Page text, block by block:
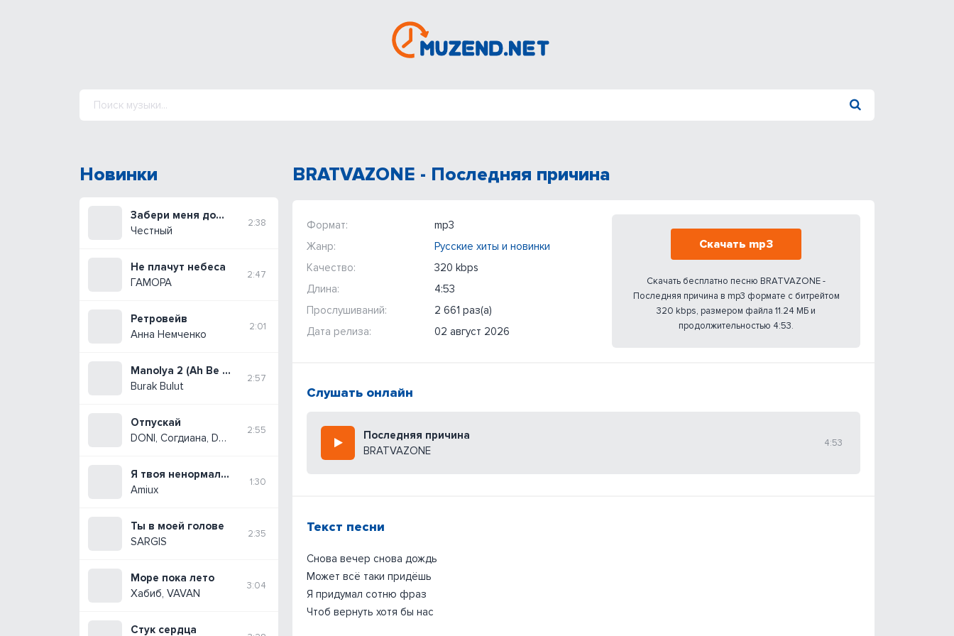
Новинки
Забери меня домой
Честный
2:38
Не плачут небеса
ГАМОРА
2:47
Ретровейв
Анна Немченко
2:01
Manolya 2 (Ah Be Manolya)
Burak Bulut
2:57
Отпускай
DONI, Согдиана, DJ Daveed
2:55
Я твоя ненормальная
Amiux
1:30
Ты в моей голове
SARGIS
2:35
Море пока лето
Хабиб, VAVAN
3:04
Стук сердца
BRATVAZONE - Последняя причина
Формат:
mp3
Жанр:
Русские хиты и новинки
Качество:
320 kbps
Длина:
4:53
Прослушиваний:
2 661 раз(а)
Дата релиза:
02 август 2026
Скачать mp3
Скачать бесплатно песню BRATVAZONE -
Последняя причина в mp3 формате с битрейтом
320 kbps, размером файла 11.24 МБ и
продолжительностью 4:53.
Слушать онлайн
Последняя причина
BRATVAZONE
4:53
Текст песни
Снова вечер снова дождь
Может всё таки придёшь
Я придумал сотню фраз
Чтоб вернуть хотя бы нас